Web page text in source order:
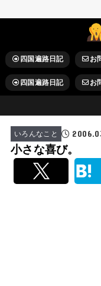
四国遍路日記 お
四国遍路日記 お
いろんなこと
小さな喜び。